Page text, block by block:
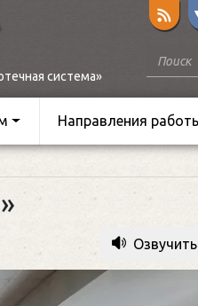
система»
Направления
Озвучить